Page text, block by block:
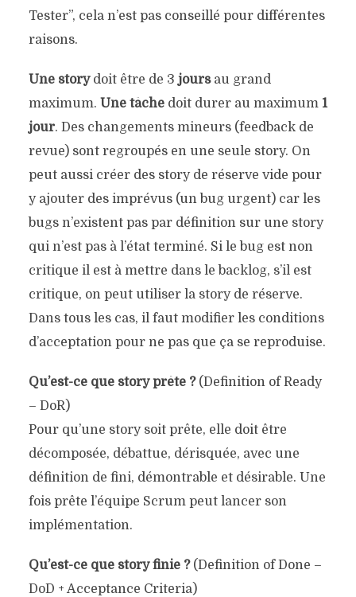
Tester”, cela n’est pas conseillé pour différentes
raisons.
Une storydoit être de 3 joursau grand
maximum. Une tâchedoit durer au maximum 1
jour. Des changements mineurs (feedback de
revue) sont regroupés en une seule story. On
peut aussi créer des story de réserve vide pour
y ajouter des imprévus (un bug urgent) car les
bugs n’existent pas par définition sur une story
qui n’est pas à l’état terminé. Si le bug est non
critique il est à mettre dans le backlog, s’il est
critique, on peut utiliser la story de réserve.
Dans tous les cas, il faut modifier les conditions
d’acceptation pour ne pas que ça se reproduise.
Qu’est-ce que story prête ?(Definition of Ready
– DoR)
Pour qu’une story soit prête, elle doit être
décomposée, débattue, dérisquée, avec une
définition de fini, démontrable et désirable. Une
fois prête l’équipe Scrum peut lancer son
implémentation.
Qu’est-ce que story finie ?(Definition of Done –
DoD + Acceptance Criteria)